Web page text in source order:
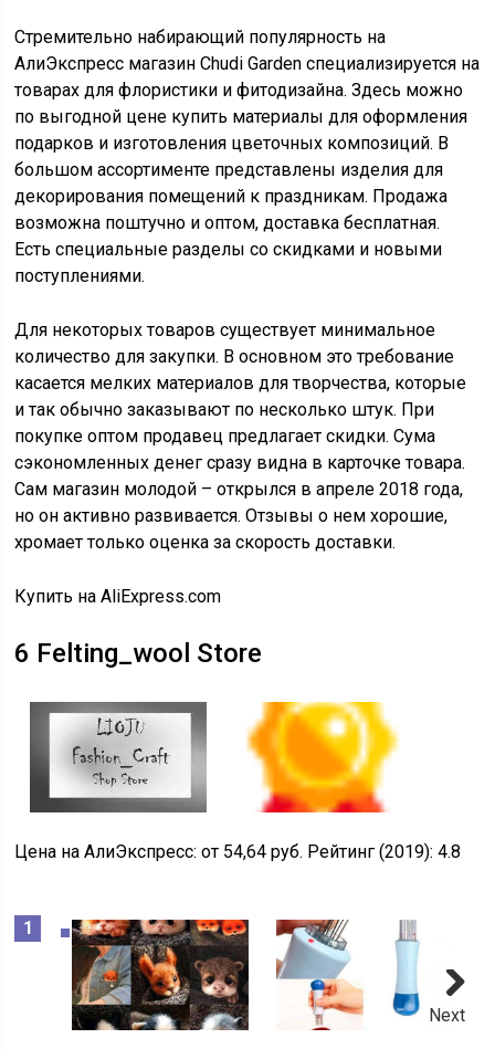
Стремительно набирающий популярность на
АлиЭкспресс магазинChudi Gardenспециализируется на
товарах для флористики и фитодизайна. Здесь можно
по выгодной цене купить материалы для оформления
подарков и изготовления цветочных композиций. В
большом ассортименте представлены изделия для
декорирования помещений к праздникам. Продажа
возможна поштучно и оптом, доставка бесплатная.
Есть специальные разделы со скидками и новыми
поступлениями.
Для некоторых товаров существует минимальное
количество для закупки. В основном это требование
касается мелких материалов для творчества, которые
и так обычно заказывают по несколько штук. При
покупке оптом продавец предлагает скидки. Сума
сэкономленных денег сразу видна в карточке товара.
Сам магазин молодой – открылся в апреле 2018 года,
но он активно развивается. Отзывы о нем хорошие,
хромает только оценка за скорость доставки.
Купить на AliExpress.com
6 Felting_wool Store
Цена на АлиЭкспресс:от 54,64 руб. Рейтинг (2019):4.8
Next